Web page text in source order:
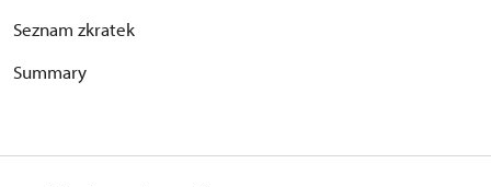
Seznam zkratek
Summary